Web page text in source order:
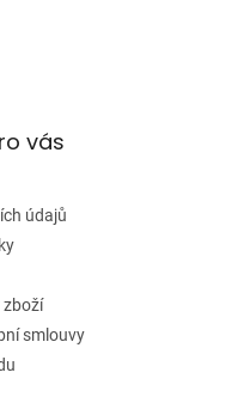
vás
údajů
zboží
smlouvy